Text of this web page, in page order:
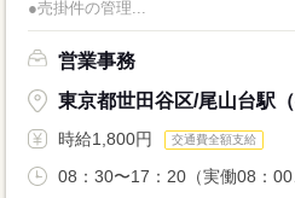
●売掛件の管理...
営業事務
東京都世田谷区/尾山台駅（
時給1,800円 交通費全額支給
08：30〜17：20（実働08：